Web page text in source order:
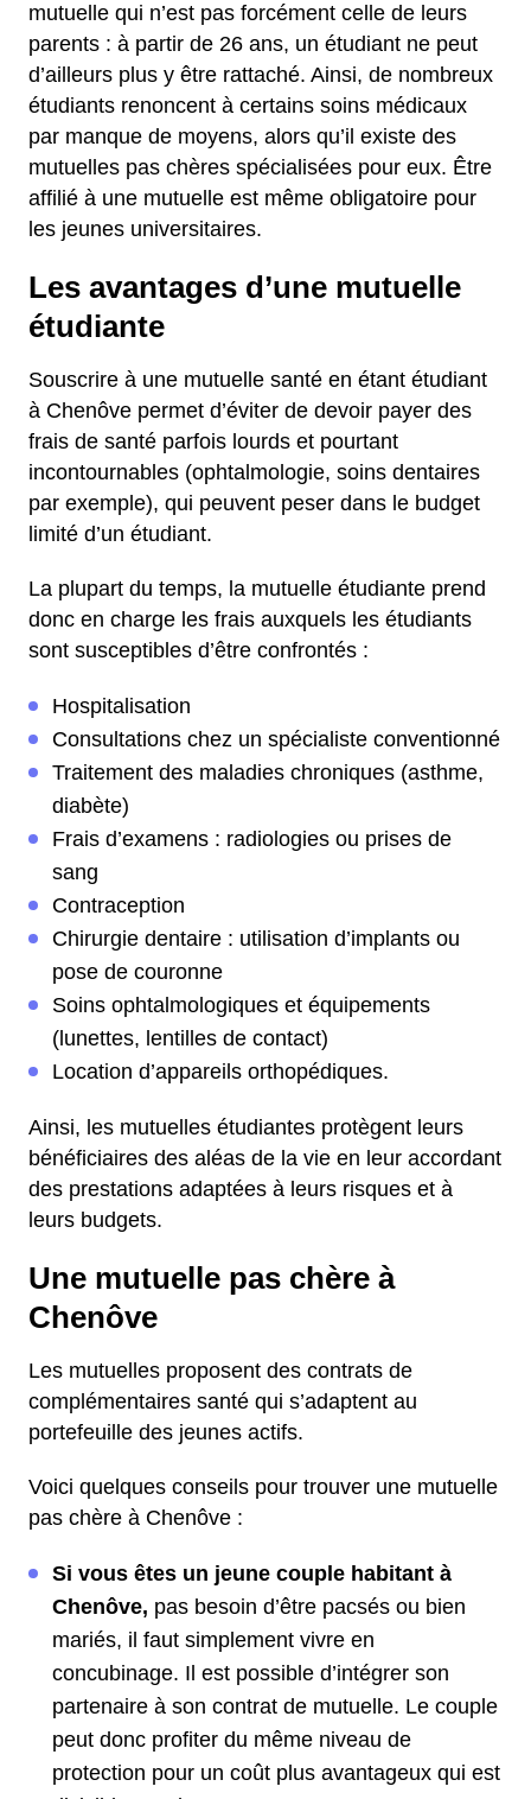
mutuelle qui n’est pas forcément celle de leurs
parents : à partir de 26 ans, un étudiant ne peut
d’ailleurs plus y être rattaché. Ainsi, de nombreux
étudiants renoncent à certains soins médicaux
par manque de moyens, alors qu’il existe des
mutuelles pas chères spécialisées pour eux. Être
affilié à une mutuelle est même obligatoire pour
les jeunes universitaires.
Les avantages d’une mutuelle
étudiante
Souscrire à une mutuelle santé en étant étudiant
à Chenôve permet d’éviter de devoir payer des
frais de santé parfois lourds et pourtant
incontournables (ophtalmologie, soins dentaires
par exemple), qui peuvent peser dans le budget
limité d’un étudiant.
La plupart du temps, la mutuelle étudiante prend
donc en charge les frais auxquels les étudiants
sont susceptibles d’être confrontés :
Hospitalisation
Consultations chez un spécialiste conventionné
Traitement des maladies chroniques (asthme,
diabète)
Frais d’examens : radiologies ou prises de
sang
Contraception
Chirurgie dentaire : utilisation d’implants ou
pose de couronne
Soins ophtalmologiques et équipements
(lunettes, lentilles de contact)
Location d’appareils orthopédiques.
Ainsi, les mutuelles étudiantes protègent leurs
bénéficiaires des aléas de la vie en leur accordant
des prestations adaptées à leurs risques et à
leurs budgets.
Une mutuelle pas chère à
Chenôve
Les mutuelles proposent des contrats de
complémentaires santé qui s’adaptent au
portefeuille des jeunes actifs.
Voici quelques conseils pour trouver une mutuelle
pas chère à Chenôve :
Si vous êtes un jeune couple habitant à
Chenôve, pas besoin d’être pacsés ou bien
mariés, il faut simplement vivre en
concubinage. Il est possible d’intégrer son
partenaire à son contrat de mutuelle. Le couple
peut donc profiter du même niveau de
protection pour un coût plus avantageux qui est